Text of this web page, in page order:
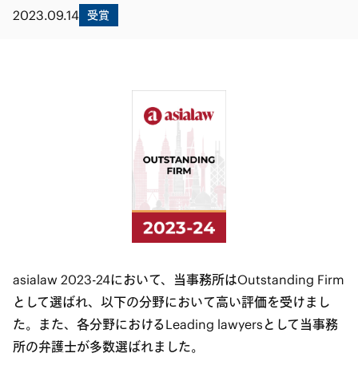
2023.09.14 受賞
asialaw 2023-24において、当事務所はOutstanding Firm
として選ばれ、以下の分野において高い評価を受けまし
た。また、各分野におけるLeading lawyersとして当事務
所の弁護士が多数選ばれました。